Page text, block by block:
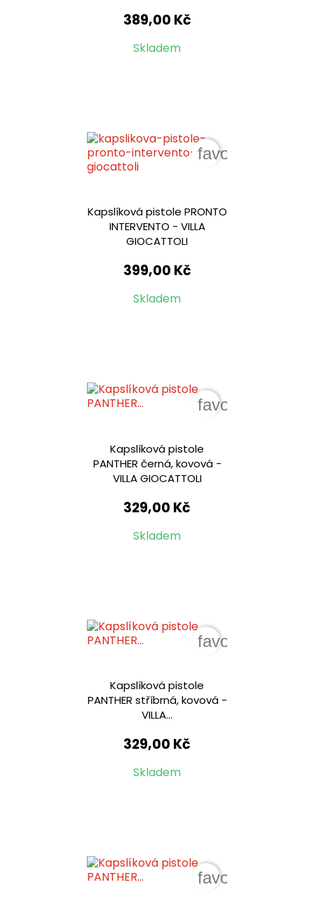
389,00 Kč
Skladem
Kapslíková pistole PRONTO
INTERVENTO - VILLA
GIOCATTOLI
399,00 Kč
Skladem
favorite_border
Kapslíková pistole
PANTHER černá, kovová -
VILLA GIOCATTOLI
329,00 Kč
Skladem
favorite_border
Kapslíková pistole
PANTHER stříbrná, kovová -
VILLA...
329,00 Kč
Skladem
favorite_border
favorite_border